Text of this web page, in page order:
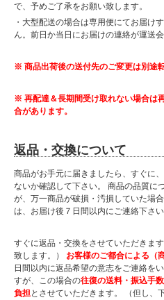
で、予めご了承をお願い致します。
・大型配送の場合は専用便にてお届け
ん。前日か当日にお届けの連絡が運送会
※ 商品出荷後の送付先のご変更は別途
※ 再配達＆長期間受け取れない場合は
合があります。
返品・交換について
商品がお手元に届きましたら、すぐに
ないか確認して下さい。 商品の品質に
が、万一商品が破損・汚損していた場
は、お届け後７日間以内にご連絡下さい
すぐに返品・交換をさせていただきま
致します。） お客様のご都合による（
日間以内に返品希望の意志をご連絡を
すが、この場合の往復の送料・振込手
負担とさせていただきます。 （但し、